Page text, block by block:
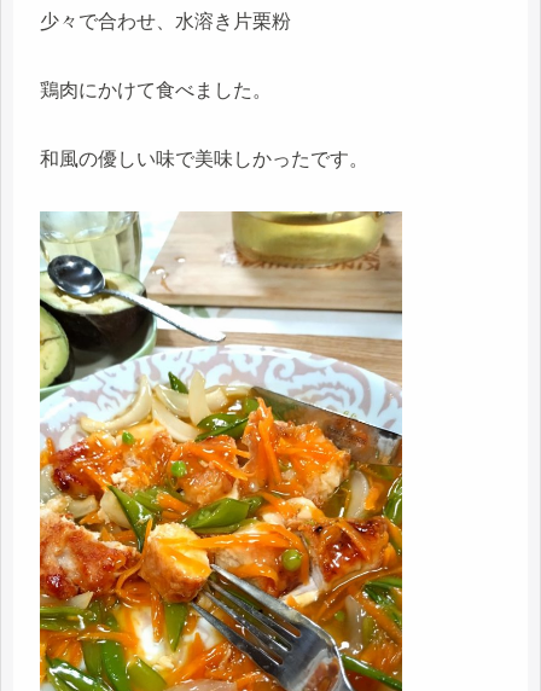
少々で合わせ、水溶き片栗粉
鶏肉にかけて食べました。
和風の優しい味で美味しかったです。